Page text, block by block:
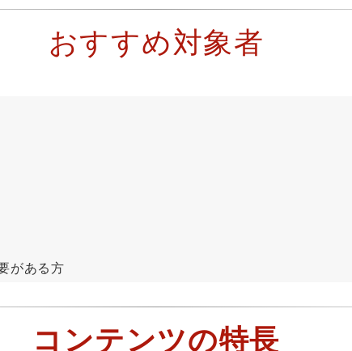
おすすめ対象者
がある方
コンテンツの特長